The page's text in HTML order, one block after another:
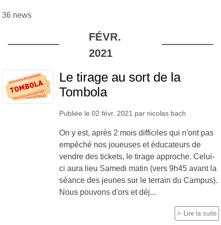
36 news
FÉVR.
2021
Le tirage au sort de la
Tombola
Publiée le 02 févr. 2021 par nicolas bach
On y est, après 2 mois difficiles qui n'ont pas
empéché nos joueuses et éducateurs de
vendre des tickets, le tirage approche. Celui-
ci aura lieu Samedi matin (vers 9h45 avant la
séance des jeunes sur le terrain du Campus).
Nous pouvons d'ors et déj...
Lire la suite